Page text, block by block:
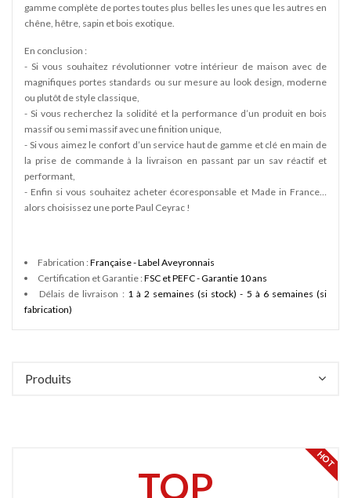
gamme complète de portes toutes plus belles les unes que les autres en
chêne, hêtre, sapin et bois exotique.
En conclusion :
- Si vous souhaitez révolutionner votre intérieur de maison avec de
magnifiques portes standards ou sur mesure au look design, moderne
ou plutôt de style classique,
- Si vous recherchez la solidité et la performance d’un produit en bois
massif ou semi massif avec une finition unique,
- Si vous aimez le confort d’un service haut de gamme et clé en main de
la prise de commande à la livraison en passant par un sav réactif et
performant,
- Enfin si vous souhaitez acheter écoresponsable et Made in France…
alors choisissez une porte Paul Ceyrac !
Fabrication : Française - Label Aveyronnais
Certification et Garantie : FSC et PEFC - Garantie 10 ans
Délais de livraison : 1 à 2 semaines (si stock) - 5 à 6 semaines (si
fabrication)
Produits
HOT
TOP